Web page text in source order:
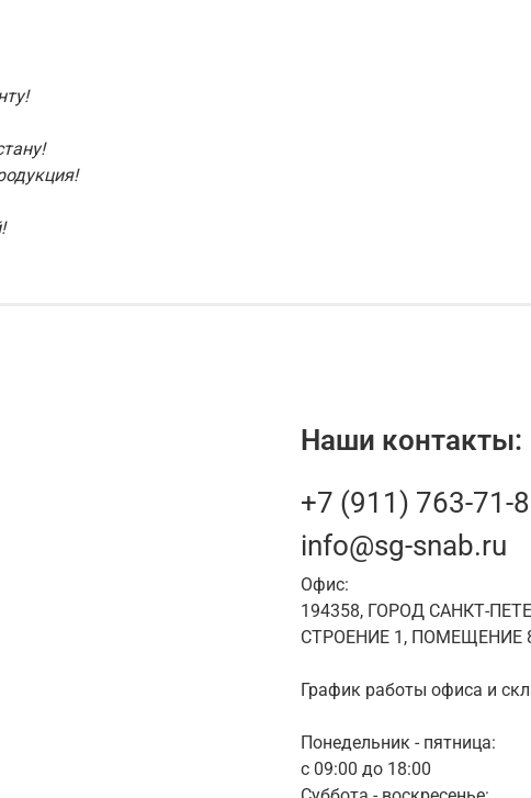
Наши контакты:
+7 (911) 763-71-
info@sg-snab.ru
Офис:
194358, ГОРОД САНКТ-
СТРОЕНИЕ 1, ПОМЕЩЕНИЕ
График работы офиса и
Понедельник - пятница:
с 09:00 до 18:00